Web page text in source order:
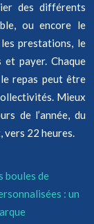
des différents
ou encore le
prestations, le
et payer. Chaque
repas peut être
Mieux
de l’année, du
vers 22 heures.
boules de
: un